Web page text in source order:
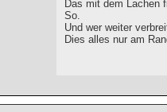
Das mit dem Lachen
So.
Und wer weiter
Dies alles nur am